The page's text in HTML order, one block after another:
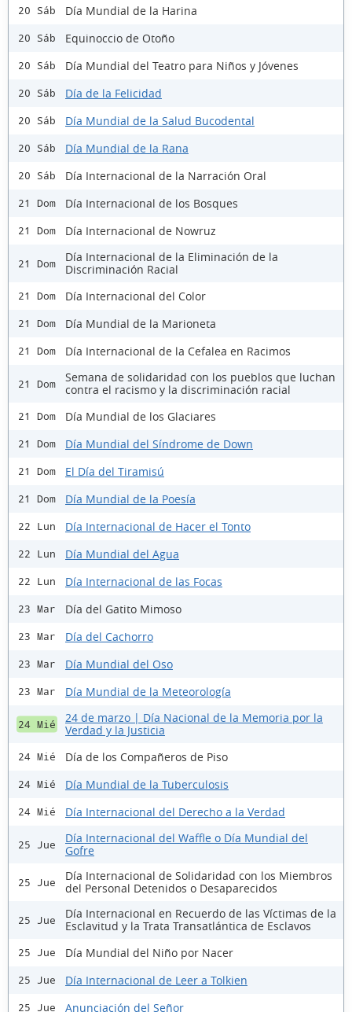
20 Sáb Día Mundial de la Harina
20 Sáb Equinoccio de Otoño
20 Sáb Día Mundial del Teatro para Niños y Jóvenes
20 Sáb Día de la Felicidad
20 Sáb Día Mundial de la Salud Bucodental
20 Sáb Día Mundial de la Rana
20 Sáb Día Internacional de la Narración Oral
21 Dom Día Internacional de los Bosques
21 Dom Día Internacional de Nowruz
21 Dom
Día Internacional de la Eliminación de la
Discriminación Racial
21 Dom Día Internacional del Color
21 Dom Día Mundial de la Marioneta
21 Dom Día Internacional de la Cefalea en Racimos
21 Dom
Semana de solidaridad con los pueblos que luchan
contra el racismo y la discriminación racial
21 Dom Día Mundial de los Glaciares
21 Dom Día Mundial del Síndrome de Down
21 Dom El Día del Tiramisú
21 Dom Día Mundial de la Poesía
22 Lun Día Internacional de Hacer el Tonto
22 Lun Día Mundial del Agua
22 Lun Día Internacional de las Focas
23 Mar Día del Gatito Mimoso
23 Mar Día del Cachorro
23 Mar Día Mundial del Oso
23 Mar Día Mundial de la Meteorología
24 Mié
24 de marzo | Día Nacional de la Memoria por la
Verdad y la Justicia
24 Mié Día de los Compañeros de Piso
24 Mié Día Mundial de la Tuberculosis
24 Mié Día Internacional del Derecho a la Verdad
25 Jue
Día Internacional del Waffle o Día Mundial del
Gofre
25 Jue
Día Internacional de Solidaridad con los Miembros
del Personal Detenidos o Desaparecidos
25 Jue
Día Internacional en Recuerdo de las Víctimas de la
Esclavitud y la Trata Transatlántica de Esclavos
25 Jue Día Mundial del Niño por Nacer
25 Jue Día Internacional de Leer a Tolkien
25 Jue Anunciación del Señor